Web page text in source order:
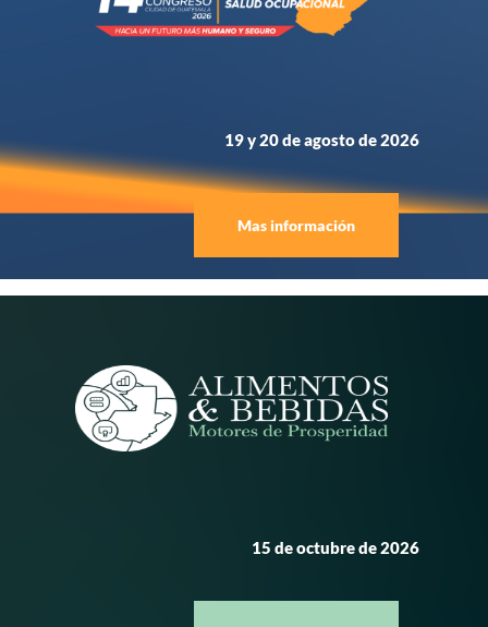
19 y 20 de agosto de 2026
Mas información
15 de octubre de 2026